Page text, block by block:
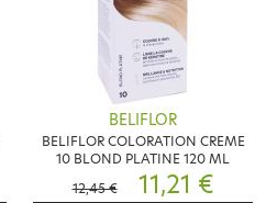
BELIFLOR
BELIFLOR COLORATION CREME
10 BLOND PLATINE 120 ML
12,45 €
11,21 €